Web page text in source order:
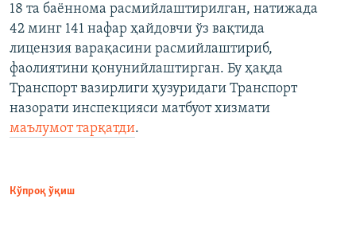
18 та баённома расмийлаштирилган, натижада
42 минг 141 нафар ҳайдовчи ўз вақтида
лицензия варақасини расмийлаштириб,
фаолиятини қонунийлаштирган. Бу ҳақда
Транспорт вазирлиги ҳузуридаги Транспорт
назорати инспекцияси матбуот хизмати
маълумот тарқатди.
Кўпроқ ўқиш